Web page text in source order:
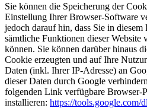
Sie können die Speicherung der
Einstellung Ihrer Browser-Software
jedoch darauf hin, dass Sie in
sämtliche Funktionen dieser
können. Sie können darüber hinaus
Cookie erzeugten und auf Ihre
Daten (inkl. Ihrer IP-Adresse) an
dieser Daten durch Google
folgenden Link verfügbare Browser-
installieren: https://tools.google.com/